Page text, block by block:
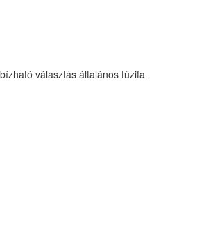
választás általános tűzifa